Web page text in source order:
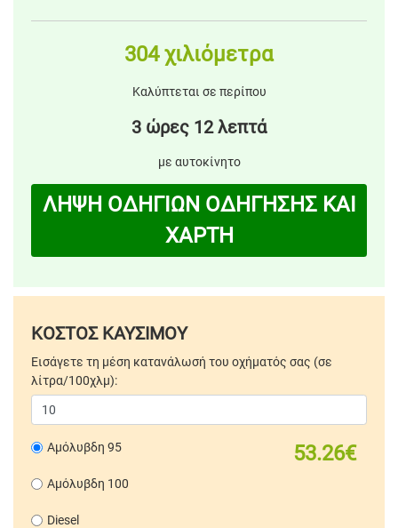
304 χιλιόμετρα
Καλύπτεται σε περίπου
3 ώρες 12 λεπτά
με αυτοκίνητο
ΛΗΨΗ ΟΔΗΓΙΩΝ ΟΔΗΓΗΣΗΣ ΚΑΙ
ΧΑΡΤΗ
ΚΟΣΤΟΣ ΚΑΥΣΙΜΟΥ
Εισάγετε τη μέση κατανάλωσή του οχήματός σας (σε
λίτρα/100χλμ):
53.26€
Αμόλυβδη 95
Αμόλυβδη 100
Diesel